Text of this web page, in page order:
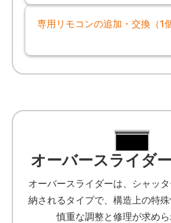
専用リモコンの追加・交換（1個
オーバースライダ
オーバースライダーは、シャッ
納されるタイプで、構造上の特殊
慎重な調整と修理が求めら